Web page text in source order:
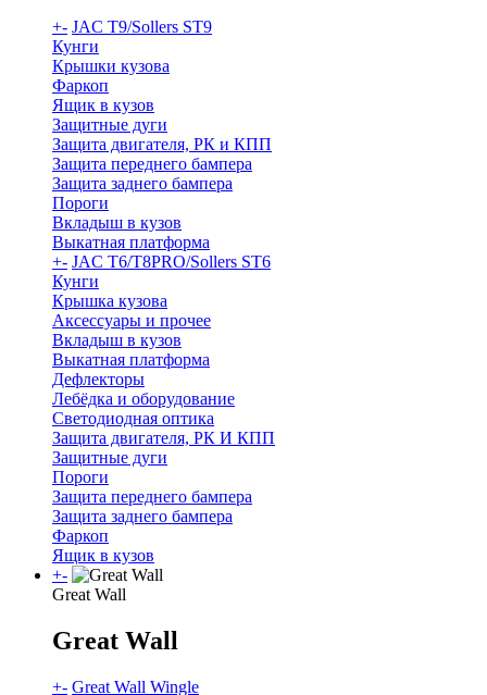
+- JAC T9/Sollers ST9
Кунги
Крышки кузова
Фаркоп
Ящик в кузов
Защитные дуги
Защита двигателя, РК и КПП
Защита переднего бампера
Защита заднего бампера
Пороги
Вкладыш в кузов
Выкатная платформа
+- JAC T6/T8PRO/Sollers ST6
Кунги
Крышка кузова
Аксессуары и прочее
Вкладыш в кузов
Выкатная платформа
Дефлекторы
Лебёдка и оборудование
Светодиодная оптика
Защита двигателя, РК И КПП
Защитные дуги
Пороги
Защита переднего бампера
Защита заднего бампера
Фаркоп
Ящик в кузов
+-
Great Wall
Great Wall
+- Great Wall Wingle